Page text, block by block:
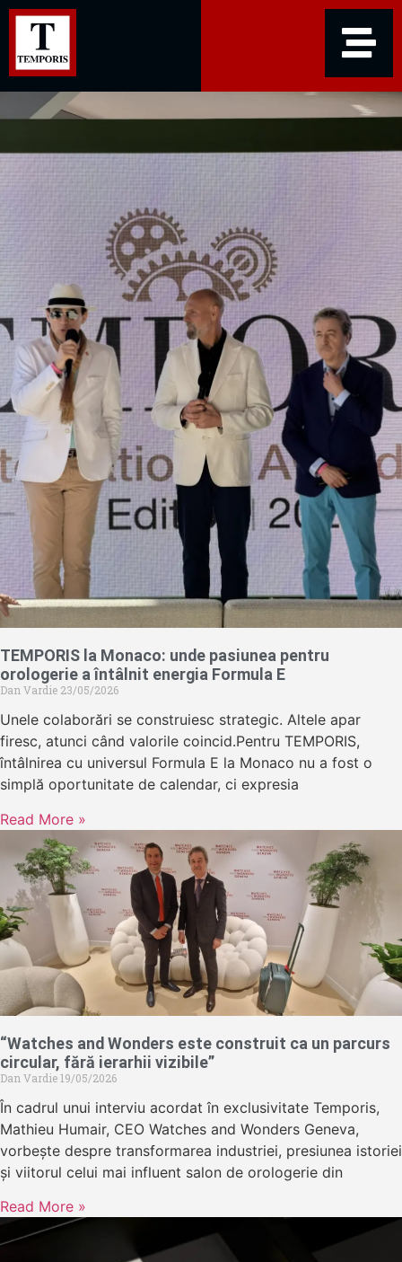
TEMPORIS la Monaco: unde pasiunea pentru
orologerie a întâlnit energia Formula E
Dan Vardie 23/05/2026
Unele colaborări se construiesc strategic. Altele apar
firesc, atunci când valorile coincid.Pentru TEMPORIS,
întâlnirea cu universul Formula E la Monaco nu a fost o
simplă oportunitate de calendar, ci expresia
Read More »
“Watches and Wonders este construit ca un parcurs
circular, fără ierarhii vizibile”
Dan Vardie19/05/2026
În cadrul unui interviu acordat în exclusivitate Temporis,
Mathieu Humair, CEO Watches and Wonders Geneva,
vorbește despre transformarea industriei, presiunea istoriei
și viitorul celui mai influent salon de orologerie din
Read More »